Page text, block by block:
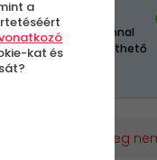
Azonnal
letölthető
Jelenleg
a
kat és